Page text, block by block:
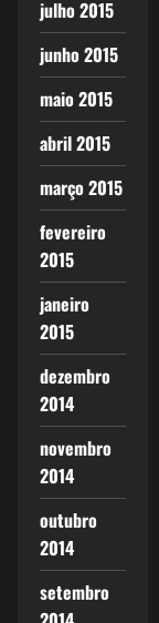
julho 2015
junho 2015
maio 2015
abril 2015
março 2015
fevereiro
2015
janeiro
2015
dezembro
2014
novembro
2014
outubro
2014
setembro